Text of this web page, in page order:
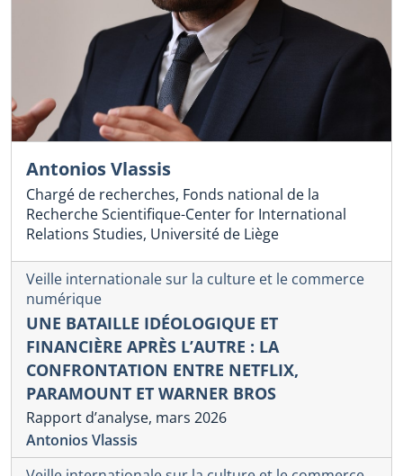
Antonios Vlassis
Chargé de recherches, Fonds national de la
Recherche Scientifique-Center for International
Relations Studies, Université de Liège
Veille internationale sur la culture et le commerce
numérique
UNE BATAILLE IDÉOLOGIQUE ET
FINANCIÈRE APRÈS L’AUTRE : LA
CONFRONTATION ENTRE NETFLIX,
PARAMOUNT ET WARNER BROS
Rapport d’analyse, mars 2026
Antonios Vlassis